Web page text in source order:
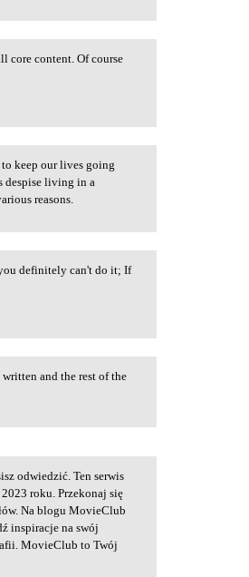
core content. Of course
keep our lives going
despise living in a
reasons.
definitely can't do it; If
and the rest of the
odwiedzić. Ten serwis
roku. Przekonaj się
Na blogu MovieClub
inspiracje na swój
MovieClub to Twój